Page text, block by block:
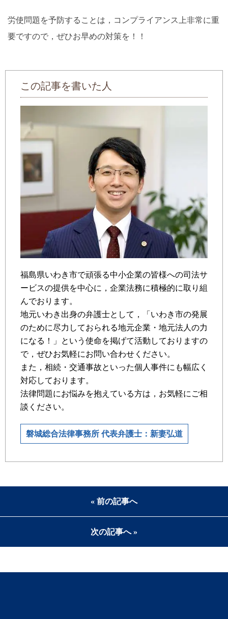
労使問題を予防することは，コンプライアンス上非常に重
要ですので，ぜひお早めの対策を！！
この記事を書いた人
福島県いわき市で頑張る中小企業の皆様への司法サ
ービスの提供を中心に，企業法務に積極的に取り組
んでおります。
地元いわき出身の弁護士として，「いわき市の発展
のために尽力しておられる地元企業・地元法人の力
になる！」という使命を掲げて活動しておりますの
で，ぜひお気軽にお問い合わせください。
また，相続・交通事故といった個人事件にも幅広く
対応しております。
法律問題にお悩みを抱えている方は，お気軽にご相
談ください。
磐城総合法律事務所 代表弁護士：新妻弘道
« 前の記事へ
次の記事へ »